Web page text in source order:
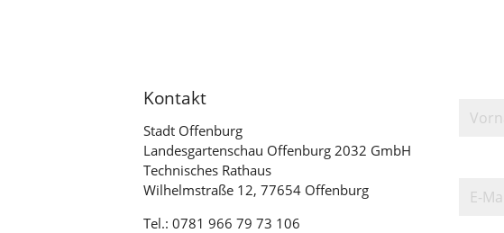
Kontakt
Stadt Offenburg
Landesgartenschau Offenburg 2032 GmbH
Technisches Rathaus
Wilhelmstraße 12, 77654 Offenburg
Tel.: 0781 966 79 73 106